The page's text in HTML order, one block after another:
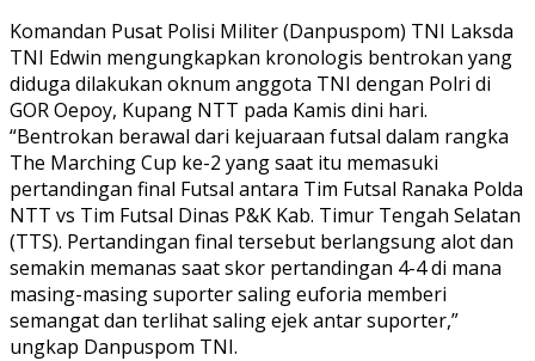
Komandan Pusat Polisi Militer (Danpuspom) TNI Laksda
TNI Edwin mengungkapkan kronologis bentrokan yang
diduga dilakukan oknum anggota TNI dengan Polri di
GOR Oepoy, Kupang NTT pada Kamis dini hari.
“Bentrokan berawal dari kejuaraan futsal dalam rangka
The Marching Cup ke-2 yang saat itu memasuki
pertandingan final Futsal antara Tim Futsal Ranaka Polda
NTT vs Tim Futsal Dinas P&K Kab. Timur Tengah Selatan
(TTS). Pertandingan final tersebut berlangsung alot dan
semakin memanas saat skor pertandingan 4-4 di mana
masing-masing suporter saling euforia memberi
semangat dan terlihat saling ejek antar suporter,”
ungkap Danpuspom TNI.